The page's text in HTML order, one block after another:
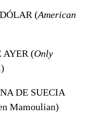
(American
AYER (Only
DE SUECIA
Mamoulian)